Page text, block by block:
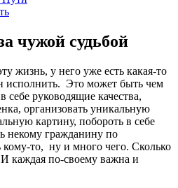
чужой судьбой
жизнь, у него уже есть какая-то
исполнить. Это может быть чем
себе руководящие качества,
организовать уникальную
картину, побороть в себе
некому гражданину по
то, ну и много чего. Сколько
каждая по-своему важна и